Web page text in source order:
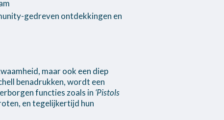
gedreven ontdekkingen en
maar ook een diep
benadrukken, wordt een
functies zoals in ‘Pistols
en tegelijkertijd hun